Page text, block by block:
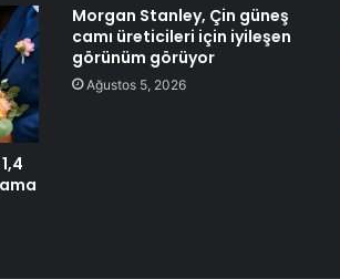
Morgan Stanley, Çin güneş
camı üreticileri için iyileşen
görünüm görüyor
Ağustos 5, 2026